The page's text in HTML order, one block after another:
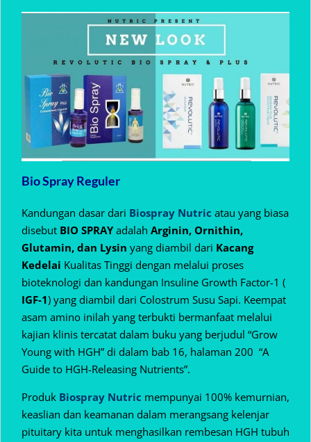
Bio Spray Reguler
Kandungan dasar dari Biospray Nutric atau yang biasa
disebut BIO SPRAYadalah Arginin, Ornithin,
Glutamin, dan Lysin yang diambil dari Kacang
Kedelai Kualitas Tinggi dengan melalui proses
bioteknologi dan kandungan Insuline Growth Factor-1 (
IGF-1) yang diambil dari Colostrum Susu Sapi. Keempat
asam amino inilah yang terbukti bermanfaat melalui
kajian klinis tercatat dalam buku yang berjudul “Grow
Young with HGH” di dalam bab 16, halaman 200 “A
Guide to HGH-Releasing Nutrients”.
Produk Biospray Nutric mempunyai 100% kemurnian,
keaslian dan keamanan dalam merangsang kelenjar
pituitary kita untuk menghasilkan rembesan HGH tubuh